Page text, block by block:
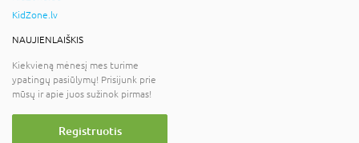
KidZone.lv
NAUJIENLAIŠKIS
Kiekvieną mėnesį mes turime
ypatingų pasiūlymų! Prisijunk prie
mūsų ir apie juos sužinok pirmas!
Registruotis